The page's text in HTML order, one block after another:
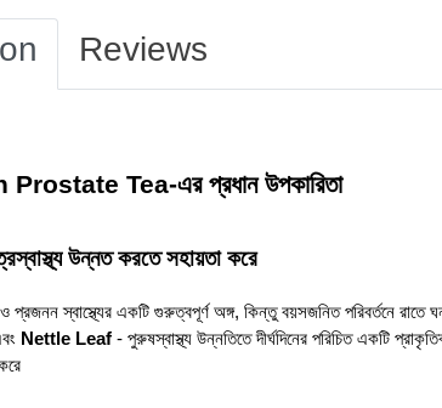
Reviews
Tea-এর প্রধান উপকারিতা
উন্নত করতে সহায়তা করে
প্রজনন স্বাস্থ্যের একটি গুরুত্বপূর্ণ অঙ্গ, কিন্তু বয়সজনিত পরিবর্তনে রাতে
Nettle Leaf - পুরুষস্বাস্থ্য উন্নতিতে দীর্ঘদিনের পরিচিত একটি